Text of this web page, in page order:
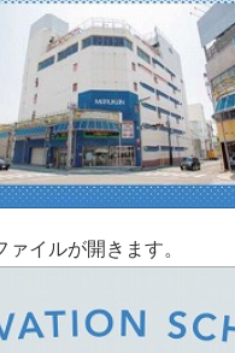
イルが開きます。